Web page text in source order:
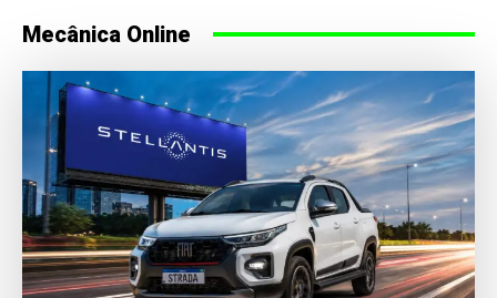
Mecânica Online